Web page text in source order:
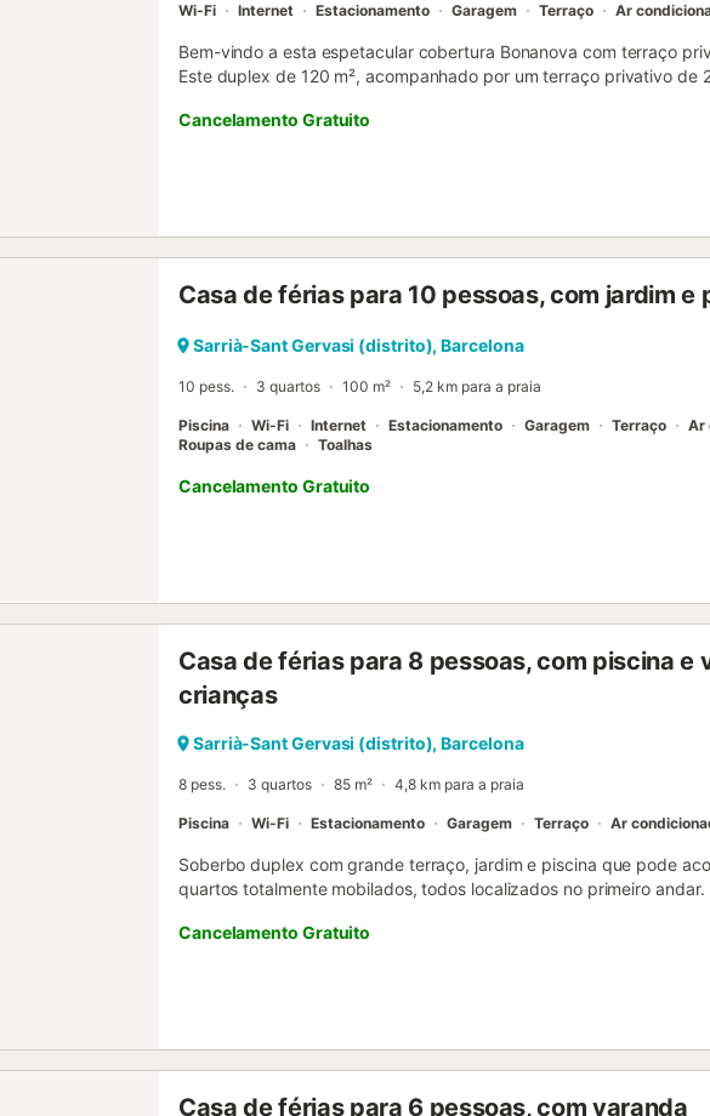
Wi-Fi Internet Estacionamento Garagem Terraço Ar
Bem-vindo a esta espetacular cobertura Bonanova com terraço
Este duplex de 120 m², acompanhado por um terraço privativo de
ligações de transportes pela cidade. Esta penthouse pode
equipados com 4 camas individuais e 1 cama de casal. Para
duche. A cozinha está totalmente equipada com máquina de
elétrico, chaleira eléctrica, forno, frigorífico, congelador e placa
bem como Wi-Fi gratuito para mantê-lo conectado. A sua
completamente o apartamento para garantir um ambiente limpo e
diretamente no apartamento, adaptadas ...
Cancelamento Gratuito
Casa de férias para 10 pessoas, com jardim e
Sarrià-Sant Gervasi (distrito), Barcelona
10 pess. 3 quartos 100 m² 5,2 km para a praia
Piscina Wi-Fi Internet Estacionamento Garagem Terraço Ar
Roupas de cama
Toalhas
Cancelamento Gratuito
Casa de férias para 8 pessoas, com piscina e
crianças
Sarrià-Sant Gervasi (distrito), Barcelona
8 pess. 3 quartos 85 m² 4,8 km para a praia
Piscina Wi-Fi Estacionamento Garagem Terraço Ar
Soberbo duplex com grande terraço, jardim e piscina que pode
quartos totalmente mobilados, todos localizados no primeiro
partilham uma casa de banho com duche. O apartamento está
frescas à chegada. No primeiro andar encontra-se a sala de estar
lugar ideal para relaxar depois de um dia de turismo em
tem aquecimento, ar condicionado, máquina de lavar e secar
precisar para que só tenha de se preocupar em desfrutar da sua
máquina de lavar louça, micro-ondas, máquina de café, chaleira
Cancelamento Gratuito
Casa de férias para 6 pessoas, com varanda